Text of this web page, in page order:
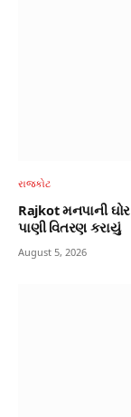
રાજકોટ
Rajkot મનપાની
પાણી વિતરણ કરાયું
August 5, 2026